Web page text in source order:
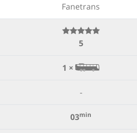
Fanetrans
5
1 ×
-
03min